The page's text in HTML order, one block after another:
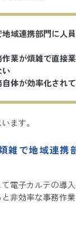
域連携部門に人
業が煩雑で直接
体が効率化され
ます。
雑で地域連携
電子カルテの導
非効率な事務作